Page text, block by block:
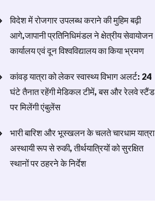
विदेश में रोजगार उपलब्ध कराने की मुहिम बढ़ी
आगे,जापानी प्रतिनिधिमंडल ने क्षेत्रीय सेवायोजन
कार्यालय एवं दून विश्वविद्यालय का किया भ्रमण
​कांवड़ यात्रा को लेकर स्वास्थ्य विभाग अलर्ट: 24
घंटे तैनात रहेंगी मेडिकल टीमें, बस और रेलवे स्टैंड
पर मिलेंगी एंबुलेंस
​भारी बारिश और भूस्खलन के चलते चारधाम यात्रा
अस्थायी रूप से रुकी, तीर्थयात्रियों को सुरक्षित
स्थानों पर ठहरने के निर्देश